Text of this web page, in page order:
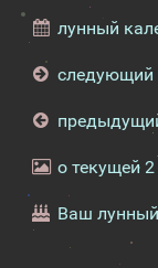
лунный
следующий
о текущей
Ваш